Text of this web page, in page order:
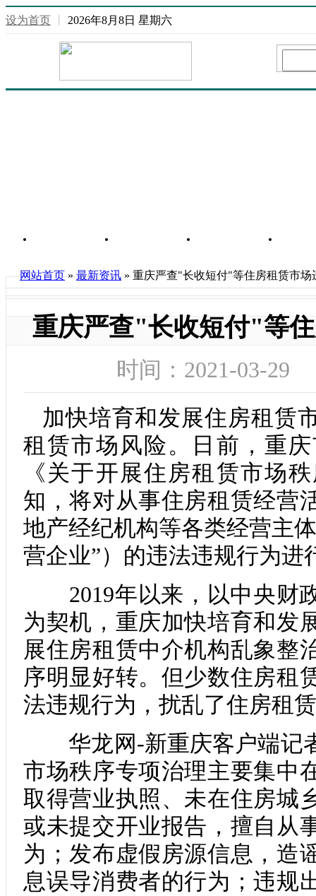
设为首页 2026年8月8日 星期六
网站首页»最新资讯» 重庆严查"长收短付"等住房租赁市场
重庆严查"长收短付"等
时间：2021-03-
加快培育和发展住房租赁
租赁市场风险。日前，重
《关于开展住房租赁市场
知，将对从事住房租赁经营
地产经纪机构等各类经营主
营企业”）的违法违规行为进
2019年以来，以中央财
为契机，重庆加快培育和发
展住房租赁中介机构乱象整
序明显好转。但少数住房租
法违规行为，扰乱了住房租
华龙网-新重庆客户端记
市场秩序专项治理主要集中
取得营业执照、未在住房城
或未提交开业报告，擅自从
为；发布虚假房源信息，造
息误导消费者的行为；违规